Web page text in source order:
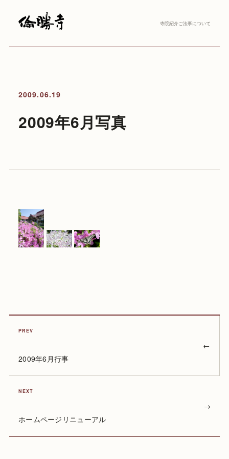
寺院紹介ご法事について
2009.06.19
2009年6月写真
PREV
2009年6月行事
←
NEXT
ホームページリニューアル
→